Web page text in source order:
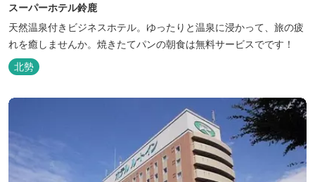
スーパーホテル鈴鹿
天然温泉付きビジネスホテル。ゆったりと温泉に浸かって、旅の疲
れを癒しませんか。焼きたてパンの朝食は無料サービスでです！
北勢